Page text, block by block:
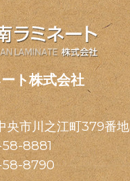
ト株式会社
央市川之江町379番地
8881
58-8790